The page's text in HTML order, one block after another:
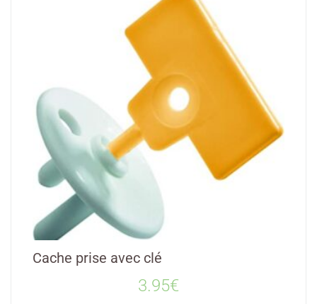
Cache prise avec clé
3.95€